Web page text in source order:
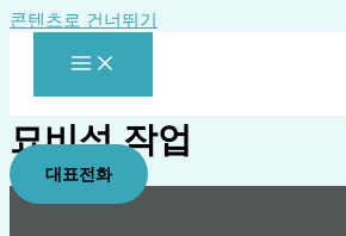
콘텐츠로 건너뛰기
묘비석 작업
대표전화